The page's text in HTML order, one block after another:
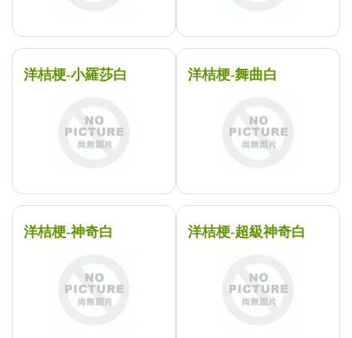
洋桔梗-小羅莎白 洋桔梗-舞曲白
洋桔梗-神奇白 洋桔梗-超級神奇白